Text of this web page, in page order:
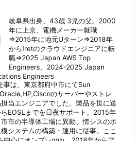
岐阜県出身、43歳 3児の父。2000
年に上京、電機メーカー就職
⇒2015年に地元Uターン⇒2018年
からIretのクラウドエンジニアに転
職⇒2025 Japan AWS Top
Engineers、2024-2025 Japan
Engineers
事は、東京都府中市にてSun
のサーバーやストレ
当エンジニアでした。製品を世に送
EOSLまでを日夜サポート。2015年
市の半導体工場に異動、情シスのポ
システムの構築・運用に従事。ここ